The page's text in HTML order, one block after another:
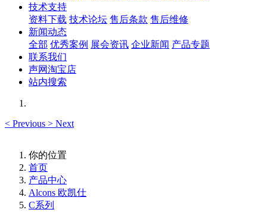
技术支持
资料下载 技术论坛 售后条款 售后维修
新闻动态
全部 优秀案例 展会资讯 企业新闻 产品专题
联系我们
声网淘宝店
站内搜索
< Previous > Next
你的位置
首页
产品中心
Alcons 欧凯仕
C系列